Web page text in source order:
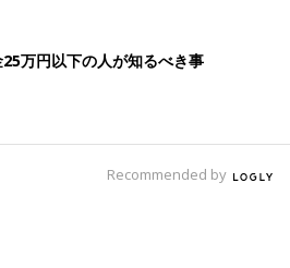
万円以下の人が知るべき事
Recommended by